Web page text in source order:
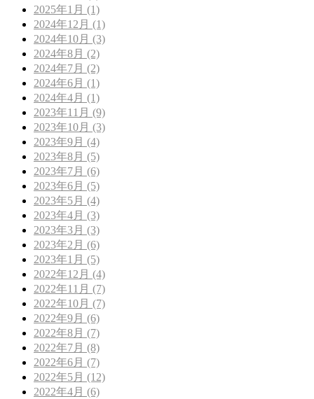
2025年1月 (1)
2024年12月 (1)
2024年10月 (3)
2024年8月 (2)
2024年7月 (2)
2024年6月 (1)
2024年4月 (1)
2023年11月 (9)
2023年10月 (3)
2023年9月 (4)
2023年8月 (5)
2023年7月 (6)
2023年6月 (5)
2023年5月 (4)
2023年4月 (3)
2023年3月 (3)
2023年2月 (6)
2023年1月 (5)
2022年12月 (4)
2022年11月 (7)
2022年10月 (7)
2022年9月 (6)
2022年8月 (7)
2022年7月 (8)
2022年6月 (7)
2022年5月 (12)
2022年4月 (6)